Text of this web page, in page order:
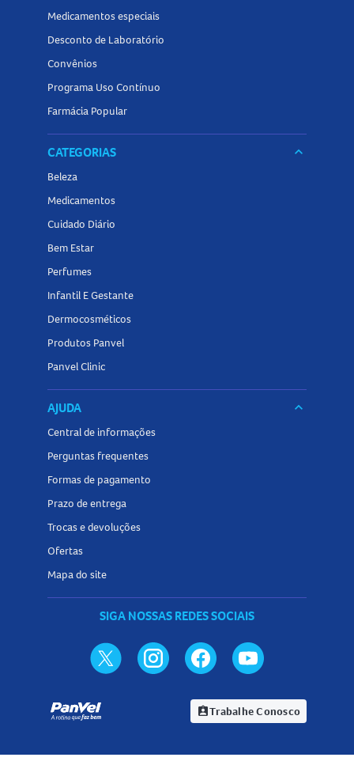
Medicamentos especiais
Desconto de Laboratório
Convênios
Programa Uso Contínuo
Farmácia Popular
CATEGORIAS keyboard_arrow_down
Beleza
Medicamentos
Cuidado Diário
Bem Estar
Perfumes
Infantil E Gestante
Dermocosméticos
Produtos Panvel
Panvel Clinic
AJUDA keyboard_arrow_down
Central de informações
Perguntas frequentes
Formas de pagamento
Prazo de entrega
Trocas e devoluções
Ofertas
Mapa do site
SIGA NOSSAS REDES SOCIAIS
assignment_indTrabalhe Conosco